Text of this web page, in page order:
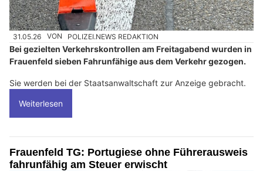
31.05.26 VON POLIZEI.NEWS REDAKTION
Bei gezielten Verkehrskontrollen am Freitagabend wurden in
Frauenfeld sieben Fahrunfähige aus dem Verkehr gezogen.
Sie werden bei der Staatsanwaltschaft zur Anzeige gebracht.
Weiterlesen
Frauenfeld TG: Portugiese ohne Führerausweis
fahrunfähig am Steuer erwischt